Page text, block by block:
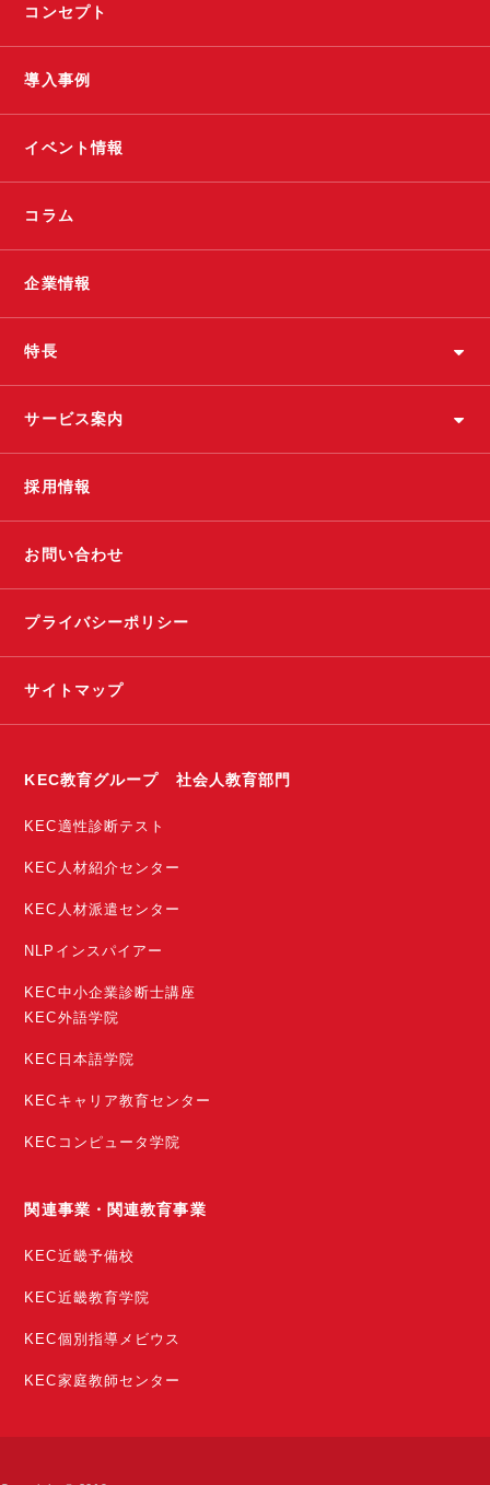
コンセプト
導入事例
イベント情報
コラム
企業情報
特長
サービス案内
採用情報
お問い合わせ
プライバシーポリシー
サイトマップ
KEC教育グループ 社会人教育部門
KEC適性診断テスト
KEC人材紹介センター
KEC人材派遣センター
NLPインスパイアー
KEC中小企業診断士講座
KEC外語学院
KEC日本語学院
KECキャリア教育センター
KECコンピュータ学院
関連事業・関連教育事業
KEC近畿予備校
KEC近畿教育学院
KEC個別指導メビウス
KEC家庭教師センター